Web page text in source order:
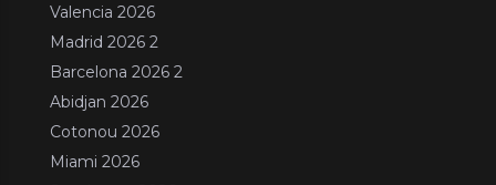
Valencia 2026
Madrid 2026 2
Barcelona 2026 2
Abidjan 2026
Cotonou 2026
Miami 2026